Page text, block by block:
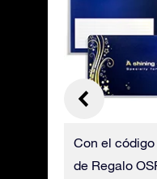
Con el código
de Regalo